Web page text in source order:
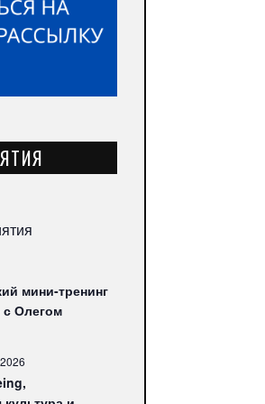
мини-тренинг
с Олегом